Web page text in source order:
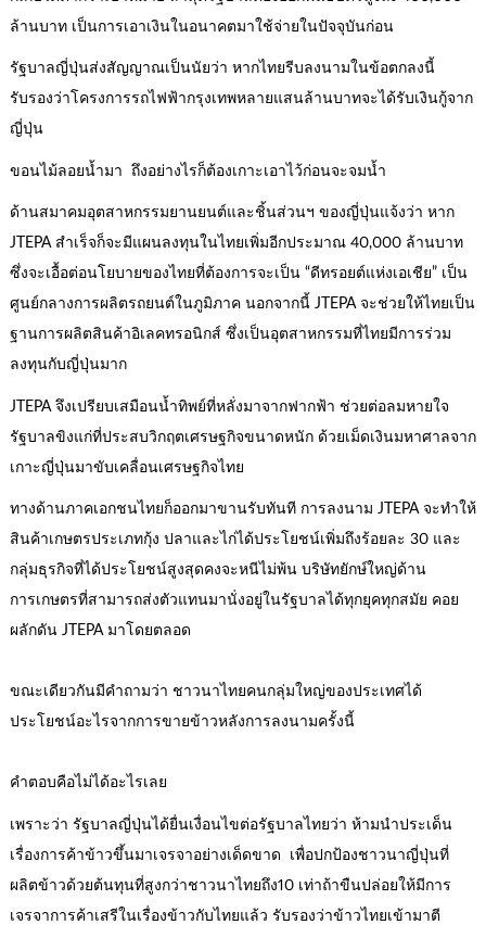
ล้านบาท เป็นการเอาเงินในอนาคตมาใช้จ่ายในปัจจุบันก่อน
รัฐบาลญี่ปุ่นส่งสัญญาณเป็นนัยว่า หากไทยรีบลงนามในข้อตกลงนี้
รับรองว่าโครงการรถไฟฟ้ากรุงเทพหลายแสนล้านบาทจะได้รับเงินกู้จาก
ญี่ปุ่น
ขอนไม้ลอยน้ำมา ถึงอย่างไรก็ต้องเกาะเอาไว้ก่อนจะจมน้ำ
ด้านสมาคมอุตสาหกรรมยานยนต์และชิ้นส่วนฯ ของญี่ปุ่นแจ้งว่า หาก
JTEPA สำเร็จก็จะมีแผนลงทุนในไทยเพิ่มอีกประมาณ 40,000 ล้านบาท
ซึ่งจะเอื้อต่อนโยบายของไทยที่ต้องการจะเป็น “ดีทรอยต์แห่งเอเชีย” เป็น
ศูนย์กลางการผลิตรถยนต์ในภูมิภาค นอกจากนี้ JTEPA จะช่วยให้ไทยเป็น
ฐานการผลิตสินค้าอิเลคทรอนิกส์ ซึ่งเป็นอุตสาหกรรมที่ไทยมีการร่วม
ลงทุนกับญี่ปุ่นมาก
JTEPA จึงเปรียบเสมือนน้ำทิพย์ที่หลั่งมาจากฟากฟ้า ช่วยต่อลมหายใจ
รัฐบาลขิงแก่ที่ประสบวิกฤตเศรษฐกิจขนาดหนัก ด้วยเม็ดเงินมหาศาลจาก
เกาะญี่ปุ่นมาขับเคลื่อนเศรษฐกิจไทย
ทางด้านภาคเอกชนไทยก็ออกมาขานรับทันที การลงนาม JTEPA จะทำให้
สินค้าเกษตรประเภทกุ้ง ปลาและไก่ได้ประโยชน์เพิ่มถึงร้อยละ 30 และ
กลุ่มธุรกิจที่ได้ประโยชน์สูงสุดคงจะหนีไม่พ้น บริษัทยักษ์ใหญ่ด้าน
การเกษตรที่สามารถส่งตัวแทนมานั่งอยู่ในรัฐบาลได้ทุกยุคทุกสมัย คอย
ผลักดัน JTEPA มาโดยตลอด
ขณะเดียวกันมีคำถามว่า ชาวนาไทยคนกลุ่มใหญ่ของประเทศได้
ประโยชน์อะไรจากการขายข้าวหลังการลงนามครั้งนี้
คำตอบคือไม่ได้อะไรเลย
เพราะว่า รัฐบาลญี่ปุ่นได้ยื่นเงื่อนไขต่อรัฐบาลไทยว่า ห้ามนำประเด็น
เรื่องการค้าข้าวขึ้นมาเจรจาอย่างเด็ดขาด เพื่อปกป้องชาวนาญี่ปุ่นที่
ผลิตข้าวด้วยต้นทุนที่สูงกว่าชาวนาไทยถึง10 เท่าถ้าขืนปล่อยให้มีการ
เจรจาการค้าเสรีในเรื่องข้าวกับไทยแล้ว รับรองว่าข้าวไทยเข้ามาตี